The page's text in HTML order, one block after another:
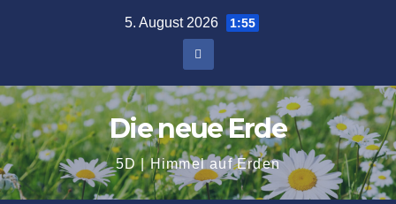
5. August 2026 1:55
Die neue Erde
5D | Himmel auf Erden